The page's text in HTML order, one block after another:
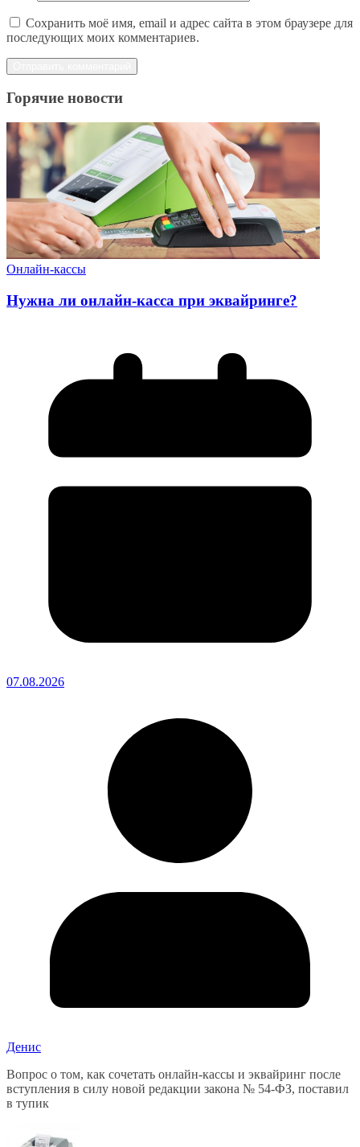
Сохранить моё имя, email и адрес сайта в этом браузере для
последующих моих комментариев.
Горячие новости
Онлайн-кассы
Нужна ли онлайн-касса при эквайринге?
07.08.2026
Денис
Вопрос о том, как сочетать онлайн-кассы и эквайринг после
вступления в силу новой редакции закона № 54-ФЗ, поставил
в тупик